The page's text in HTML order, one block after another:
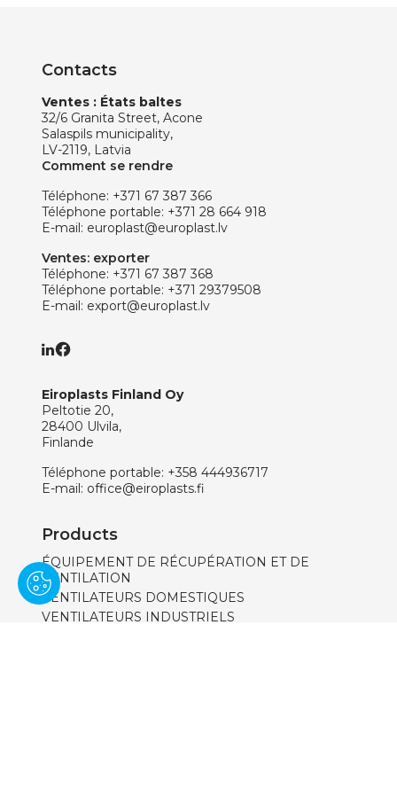
Contacts
Ventes : États baltes
32/6 Granita Street, Acone
Salaspils municipality,
LV-2119, Latvia
Comment se rendre
Téléphone: +371 67 387 366
Téléphone portable: +371 28 664 918
E-mail: europlast@europlast.lv
Ventes: exporter
Téléphone: +371 67 387 368
Téléphone portable: +371 29379508
E-mail: export@europlast.lv
Eiroplasts Finland Oy
Peltotie 20,
28400 Ulvila,
Finlande
Téléphone portable: +358 444936717
E-mail: office@eiroplasts.fi
Products
ÉQUIPEMENT DE RÉCUPÉRATION ET DE
VENTILATION
VENTILATEURS DOMESTIQUES
VENTILATEURS INDUSTRIELS